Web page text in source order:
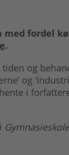
med fordel
.
og
og
i